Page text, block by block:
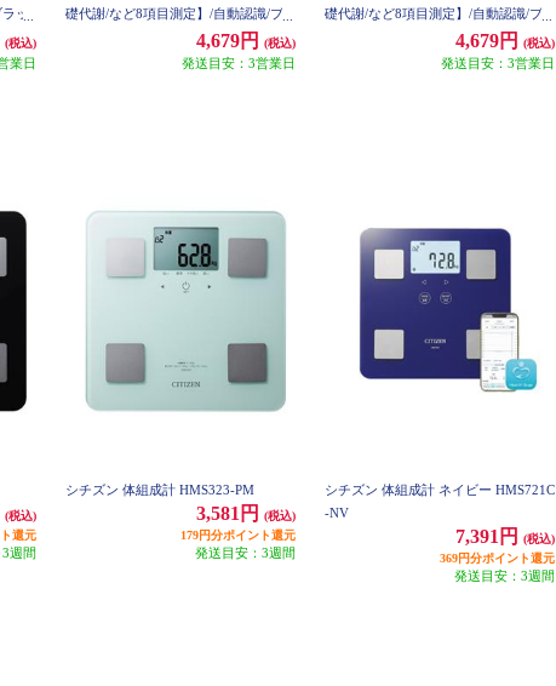
ッ
(税込)
業日
礎代謝/など8項目測定】/自動認識/ブ
4,679円 (税込)
発送目安：3営業日
礎代謝/など8項目測定】/自動認識/ブ
4,679円 (税込)
発送目安：3営業日
(税込)
還元
週間
シチズン 体組成計 HMS323-PM
3,581円
(税込)
179円分ポイント還元
発送目安：3週間
シチズン 体組成計 ネイビー HMS721C
-NV
7,391円
(税込)
369円分ポイント還元
発送目安：3週間